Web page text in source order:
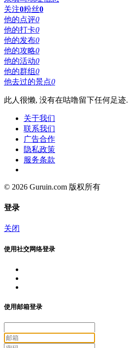
关注0粉丝0
他的点评0
他的打卡0
他的发布0
他的攻略0
他的活动0
他的群组0
他去过的景点0
此人很懒, 没有在咕噜留下任何足迹.
关于我们
联系我们
广告合作
隐私政策
服务条款
© 2026 Guruin.com 版权所有
登录
关闭
使用社交网络登录
使用邮箱登录